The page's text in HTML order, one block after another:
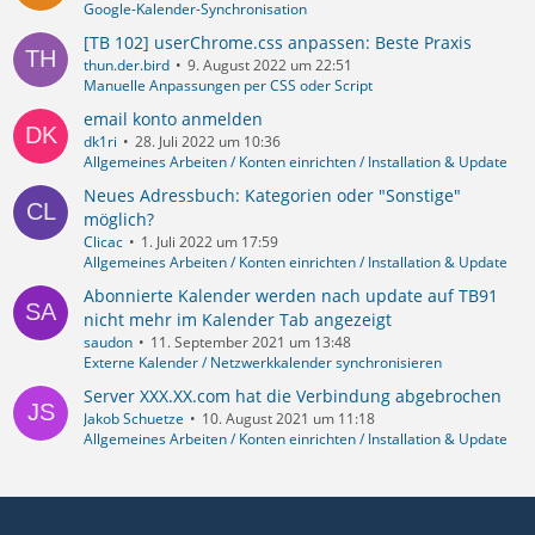
Google-Kalender-Synchronisation
[TB 102] userChrome.css anpassen: Beste Praxis
thun.der.bird
9. August 2022 um 22:51
Manuelle Anpassungen per CSS oder Script
email konto anmelden
dk1ri
28. Juli 2022 um 10:36
Allgemeines Arbeiten / Konten einrichten / Installation & Update
Neues Adressbuch: Kategorien oder "Sonstige"
möglich?
Clicac
1. Juli 2022 um 17:59
Allgemeines Arbeiten / Konten einrichten / Installation & Update
Abonnierte Kalender werden nach update auf TB91
nicht mehr im Kalender Tab angezeigt
saudon
11. September 2021 um 13:48
Externe Kalender / Netzwerkkalender synchronisieren
Server XXX.XX.com hat die Verbindung abgebrochen
Jakob Schuetze
10. August 2021 um 11:18
Allgemeines Arbeiten / Konten einrichten / Installation & Update